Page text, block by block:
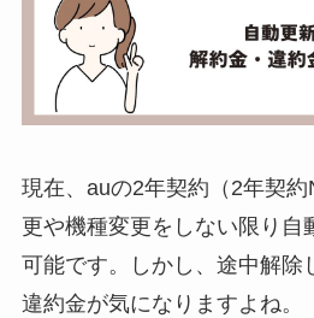
現在、auの2年契約（2年契
更や機種変更をしない限り自
可能です。しかし、途中解除
違約金が気になりますよね。